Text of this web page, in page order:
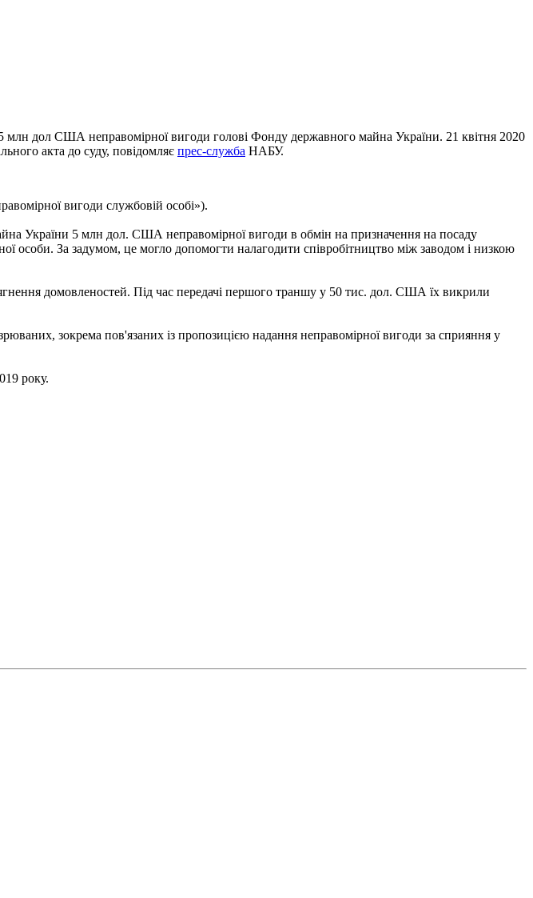
дол США неправомірної вигоди голові Фонду державного майна України. 21 квітня 2020
акта до суду, повідомляє прес-служба НАБУ.
вигоди службовій особі»).
України 5 млн дол. США неправомірної вигоди в обмін на призначення на посаду
особи. За задумом, це могло допомогти налагодити співробітництво між заводом і низкою
домовленостей. Під час передачі першого траншу у 50 тис. дол. США їх викрили
зокрема пов'язаних із пропозицією надання неправомірної вигоди за сприяння у
року.